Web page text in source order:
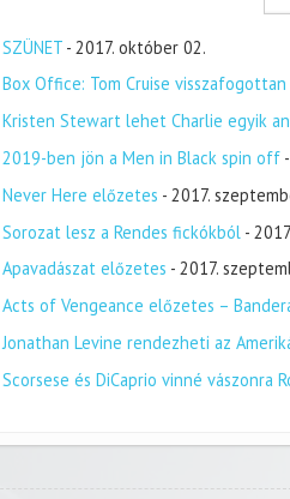
SZÜNET - 2017. október 02.
Box Office: Tom Cruise
Kristen Stewart lehet Charlie egyik
2019-ben jön a Men in Black spin off
Never Here előzetes - 2017.
Sorozat lesz a Rendes fickókból -
Apavadászat előzetes - 2017.
Acts of Vengeance előzetes –
Jonathan Levine rendezheti az
Scorsese és DiCaprio vinné vászonra